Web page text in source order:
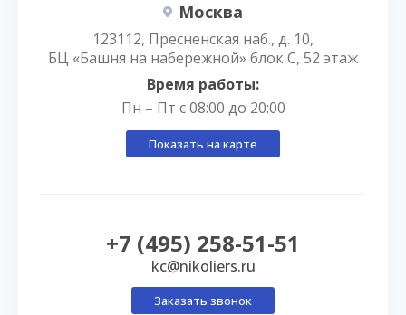
Москва
123112, Пресненская наб., д. 10,
БЦ «Башня на набережной» блок С, 52 этаж
Время работы:
Пн – Пт с 08:00 до 20:00
Показать на карте
+7 (495) 258-51-51
kc@nikoliers.ru
Заказать звонок